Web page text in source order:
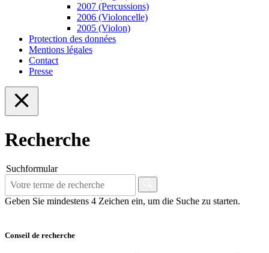
2007 (Percussions)
2006 (Violoncelle)
2005 (Violon)
Protection des données
Mentions légales
Contact
Presse
Recherche
Suchformular
Geben Sie mindestens 4 Zeichen ein, um die Suche zu starten.
Conseil de recherche